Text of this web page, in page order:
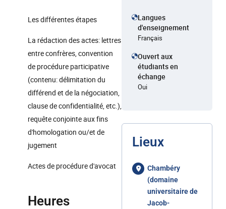
Les différentes étapes
La rédaction des actes: lettres
entre confrères, convention
de procédure participative
(contenu: délimitation du
différend et de la négociation,
clause de confidentialité, etc.),
requête conjointe aux fins
d'homologation ou/et de
jugement
Actes de procédure d'avocat
Heures
Langues
d'enseignement
Français
Ouvert aux
étudiants en
échange
Oui
Lieux
Chambéry
(domaine
universitaire de
Jacob-